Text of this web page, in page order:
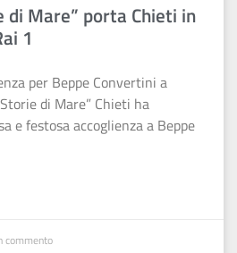
di Mare” porta Chieti in
1
per Beppe Convertini a
di Mare” Chieti ha
e festosa accoglienza a Beppe
commento